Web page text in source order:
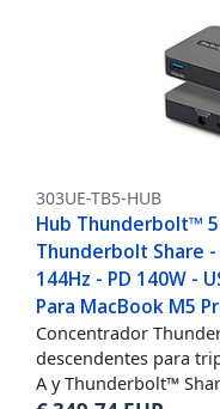
303UE-TB5-HUB
Hub Thunderbolt™
Thunderbolt Share -
144Hz - PD 140W -
Para MacBook M5
Concentrador
descendentes para
A y Thunderbolt™